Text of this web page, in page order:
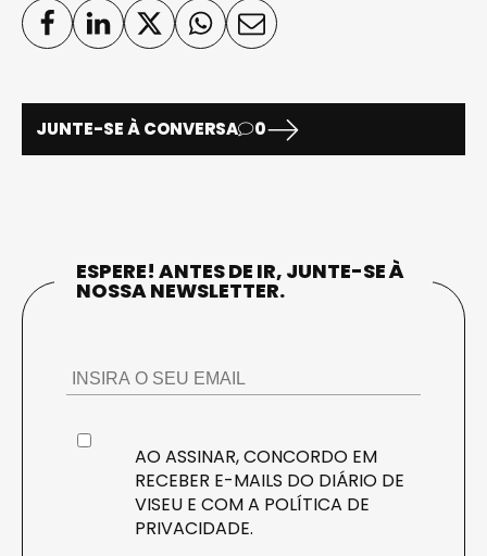
JUNTE-SE À CONVERSA 0
ESPERE! ANTES DE IR, JUNTE-SE À
NOSSA NEWSLETTER.
AO ASSINAR, CONCORDO EM
RECEBER E-MAILS DO DIÁRIO DE
VISEU E COM A POLÍTICA DE
PRIVACIDADE.